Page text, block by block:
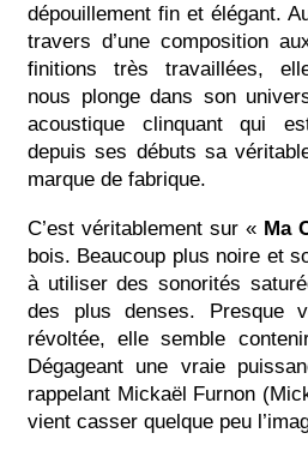
dépouillement fin et élégant.
travers d’une composition
finitions très travaillées,
nous plonge dans son
acoustique clinquant qui
depuis ses débuts sa
marque de fabrique.
C’est véritablement sur « Ma
bois. Beaucoup plus noire et
à utiliser des sonorités
des plus denses. Presque
révoltée, elle semble
Dégageant une vraie
rappelant Mickaël Furnon
vient casser quelque peu